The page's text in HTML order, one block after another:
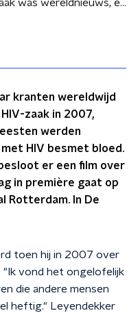
De Groninger HIV-zaak was wereldnieuws, en nu is het verfilmd
kranten wereldwijd
zaak in 2007,
werden
HIV besmet bloed.
er een film over
in première gaat op
Rotterdam. In De
toen hij in 2007 over
"Ik vond het ongelofelijk
die andere mensen
heftig." Leyendekker